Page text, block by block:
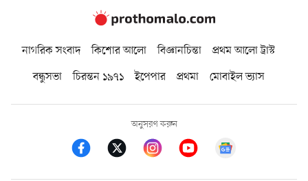
নাগরিক সংবাদ কিশোর আলো বিজ্ঞানচিন্তা
প্রথম আলো ট্রাস্ট
বন্ধুসভা
চিরন্তন ১৯৭১ ইপেপার প্রথমা মোবাইল ভ্যাস
অনুসরণ করুন